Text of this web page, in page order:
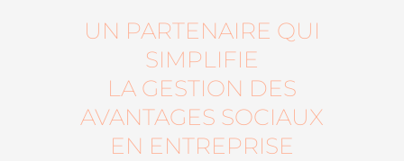
UN PARTENAIRE QUI
SIMPLIFIE
LA GESTION DES
AVANTAGES SOCIAUX
EN ENTREPRISE